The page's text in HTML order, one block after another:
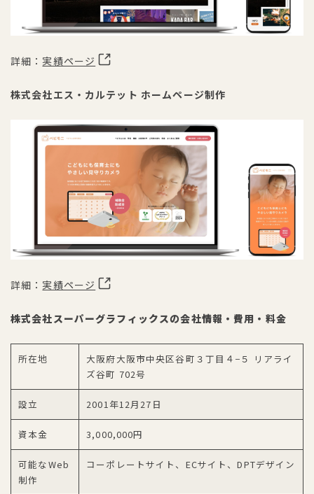
詳細： 実績ページ
株式会社エス・カルテット ホームページ制作
詳細： 実績ページ
株式会社スーパーグラフィックスの会社情報・費用・料金
所在地
大阪府大阪市中央区谷町３丁目４−５ リアライ
ズ谷町 702号
設立 2001年12月27日
資本金 3,000,000円
可能なWeb
制作
コーポレートサイト、ECサイト、DPTデザイン